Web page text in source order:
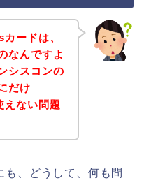
ードは、
なんですよ
シスコンの
だけ
ない問題
も、どうして、何も問